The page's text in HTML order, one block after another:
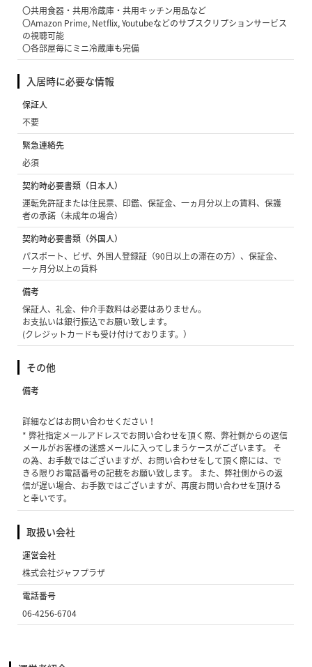
〇共用食器・共用冷蔵庫・共用キッチン用品など
〇Amazon Prime, Netflix, Youtubeなどのサブスクリプションサービス
の視聴可能
〇各部屋毎にミニ冷蔵庫も完備
入居時に必要な情報
保証人
不要
緊急連絡先
必須
契約時必要書類（日本人）
運転免許証または住民票、印鑑、保証金、一ヵ月分以上の賃料、保護
者の承諾（未成年の場合）
契約時必要書類（外国人）
パスポート、ビザ、外国人登録証（90日以上の滞在の方）、保証金、
一ヶ月分以上の賃料
備考
保証人、礼金、仲介手数料は必要はありません。
お支払いは銀行振込でお願い致します。
(クレジットカードも受け付けております。）
その他
備考
詳細などはお問い合わせください！
* 弊社指定メールアドレスでお問い合わせを頂く際、弊社側からの返信
メールがお客様の迷惑メールに入ってしまうケースがございます。 そ
の為、お手数ではございますが、お問い合わせをして頂く際には、で
きる限りお電話番号の記載をお願い致します。 また、弊社側からの返
信が遅い場合、お手数ではございますが、再度お問い合わせを頂ける
と幸いです。
取扱い会社
運営会社
株式会社ジャフプラザ
電話番号
06-4256-6704